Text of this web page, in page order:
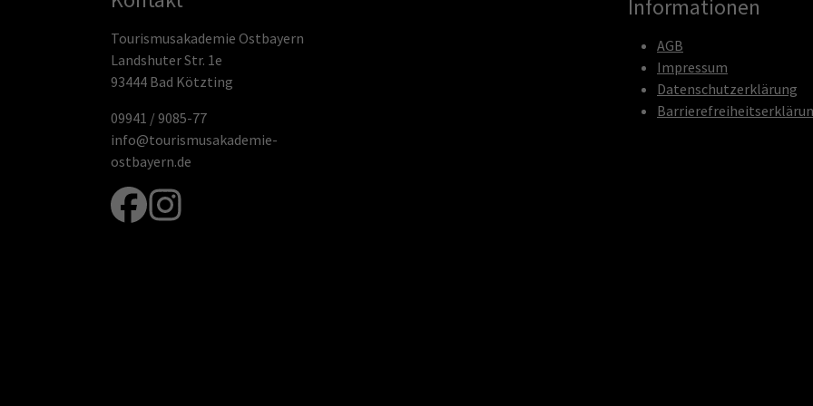
Tourismusakademie Ostbayern
Landshuter Str. 1e
93444 Bad Kötzting
09941 / 9085-77
info@tourismusakademie-
ostbayern.de
Informationen
AGB
Impressum
Datenschutzerklärung